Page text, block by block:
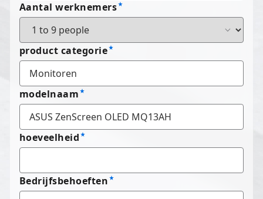
Aantal werknemers
product categorie
modelnaam
hoeveelheid
Bedrijfsbehoeften